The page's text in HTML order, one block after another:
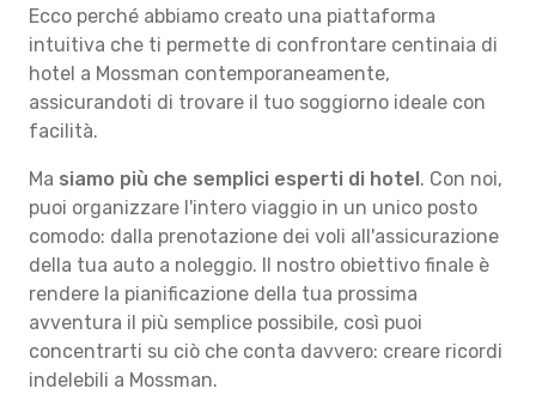
Ecco perché abbiamo creato una piattaforma
intuitiva che ti permette di confrontare centinaia di
hotel a Mossman contemporaneamente,
assicurandoti di trovare il tuo soggiorno ideale con
facilità.
Ma siamo più che semplici esperti di hotel. Con noi,
puoi organizzare l'intero viaggio in un unico posto
comodo: dalla prenotazione dei voli all'assicurazione
della tua auto a noleggio. Il nostro obiettivo finale è
rendere la pianificazione della tua prossima
avventura il più semplice possibile, così puoi
concentrarti su ciò che conta davvero: creare ricordi
indelebili a Mossman.